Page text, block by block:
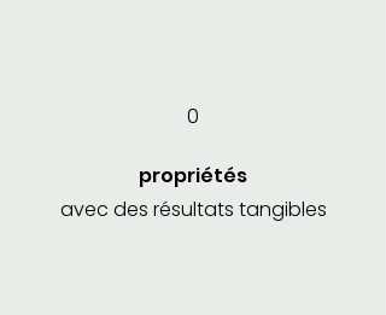
0
propriétés
avec des résultats tangibles